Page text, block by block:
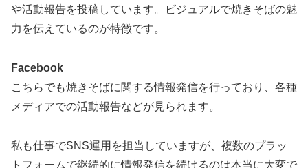
や活動報告を投稿しています。ビジュアルで焼きそばの魅
力を伝えているのが特徴です。
Facebook
こちらでも焼きそばに関する情報発信を行っており、各種
メディアでの活動報告などが見られます。
私も仕事でSNS運用を担当していますが、複数のプラッ
トフォームで継続的に情報発信を続けるのは本当に大変で